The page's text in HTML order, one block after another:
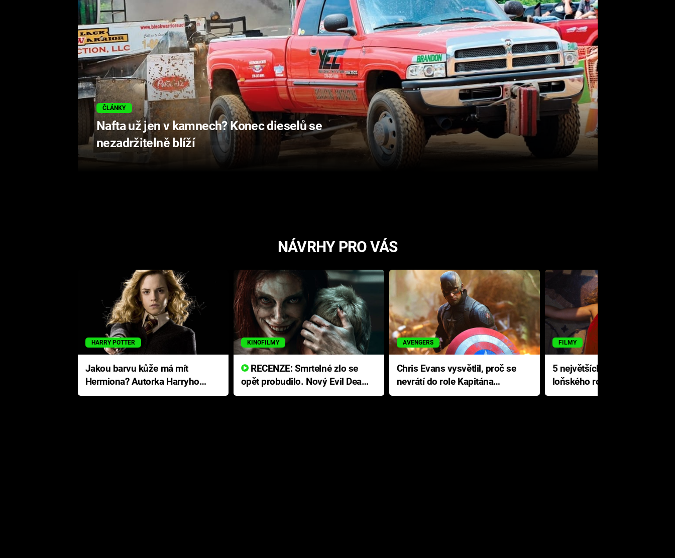
ČLÁNKY
Nafta už jen v kamnech? Konec dieselů se
nezadržitelně blíží
NÁVRHY PRO VÁS
HARRY POTTER
Jakou barvu kůže má mít
Hermiona? Autorka Harryho
Pottera přišla s ráznou
KINOFILMY
RECENZE: Smrtelné zlo se
opět probudilo. Nový Evil Dead
přichází s neodolatelnou
AVENGERS
Chris Evans vysvětlil, proč se
nevrátí do role Kapitána
Ameriky
FILMY
5 největších propadáků
loňského roku: Disney na
jediné katastrofě prodělal 200